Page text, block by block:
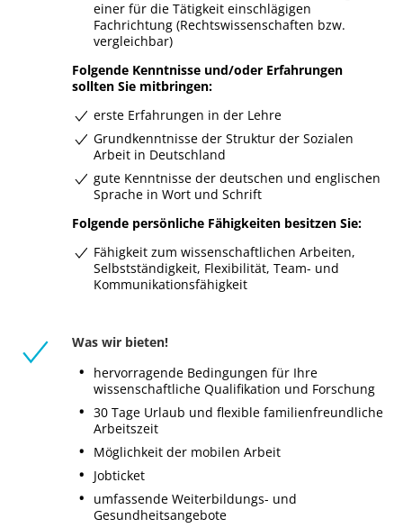
einer für die Tätigkeit einschlägigen
Fachrichtung (Rechtswissenschaften bzw.
vergleichbar)
Folgende Kenntnisse und/oder Erfahrungen
sollten Sie mitbringen:
erste Erfahrungen in der Lehre
Grundkenntnisse der Struktur der Sozialen
Arbeit in Deutschland
gute Kenntnisse der deutschen und englischen
Sprache in Wort und Schrift
Folgende persönliche Fähigkeiten besitzen Sie:
Fähigkeit zum wissenschaftlichen Arbeiten,
Selbstständigkeit, Flexibilität, Team- und
Kommunikationsfähigkeit
Was wir bieten!
hervorragende Bedingungen für Ihre
wissenschaftliche Qualifikation und Forschung
30 Tage Urlaub und flexible familienfreundliche
Arbeitszeit
Möglichkeit der mobilen Arbeit
Jobticket
umfassende Weiterbildungs- und
Gesundheitsangebote